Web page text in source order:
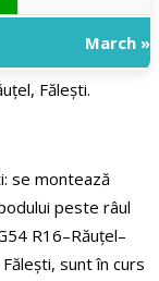
March »
Fălești.
se montează
peste râul
R16–Răuțel–
sunt în curs